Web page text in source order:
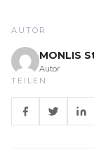
AUTOR
MONLIS
Autor
TEILEN